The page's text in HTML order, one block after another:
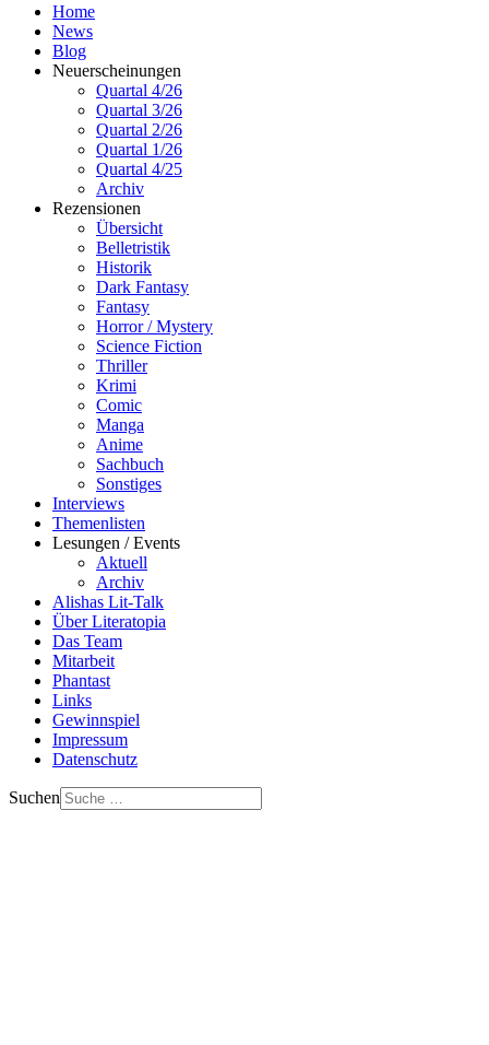
Home
News
Blog
Neuerscheinungen
Quartal 4/26
Quartal 3/26
Quartal 2/26
Quartal 1/26
Quartal 4/25
Archiv
Rezensionen
Übersicht
Belletristik
Historik
Dark Fantasy
Fantasy
Horror / Mystery
Science Fiction
Thriller
Krimi
Comic
Manga
Anime
Sachbuch
Sonstiges
Interviews
Themenlisten
Lesungen / Events
Aktuell
Archiv
Alishas Lit-Talk
Über Literatopia
Das Team
Mitarbeit
Phantast
Links
Gewinnspiel
Impressum
Datenschutz
Suchen